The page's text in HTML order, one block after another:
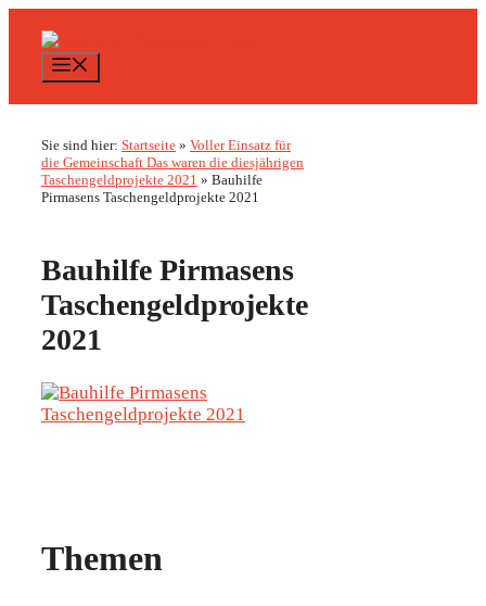
Inhalt
springen
Sie sind hier: Startseite » Voller Einsatz für
die Gemeinschaft Das waren die diesjährigen
Taschengeldprojekte 2021 » Bauhilfe
Pirmasens Taschengeldprojekte 2021
Bauhilfe Pirmasens
Taschengeldprojekte
2021
Themen